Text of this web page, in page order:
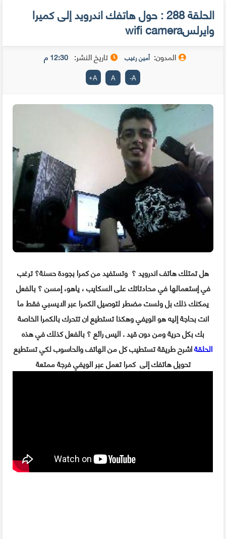
الحلقة 288 : حول هاتفك اندرويد إلى كميرا
وايرلسwifi camera
المدون: أمين رغيب تاريخ النشر: 12:30 م
A
-
A
A
+
هل تمتلك هاتف اندرويد ؟ وتستفيد من كمرا بجودة حسنة؟ ترغب
في إستعمالها في محادتاتك على السكايب ، ياهو، إمسن ؟ بالفعل
يمكنك ذلك بل ولست مضطر لتوصيل الكمرا عبر الايسبي فقط ما
انت بحاجة إليه هو الويفي وهكذا تستطيع ان تتحرك بالكمرا الخاصة
بك بكل حرية ومن دون قيد . اليس رائع ؟ بالفعل كذلك في هذه
الحلقةاشرح طريقة تستطيب كل من الهاتف والحاسوب لكي تستطيع
تحويل هاتفك إلى كمرا تعمل عبر الويفي فرجة ممتعة